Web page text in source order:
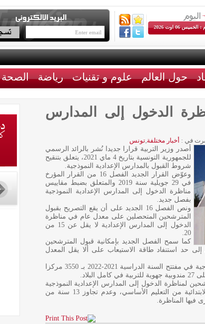
الخميس 06 اوت 2026
حول العالم علوم و تقنيات رياضة الصحة
الدخول إلى المدارس
في : أخبار مختلفة,تونس
أصدر وزير التربية قرارا جديدا نُشر بالرائد الرسمي
للجمهورية التونسية بتاريخ 4 ماي 2021، يتعلق بتنقيح
شروط القبول بالمدارس الإعدادية النموذجية.
وعوّض القرار الجديد الفصل 16 من القرار المؤرخ
في 29 جويلية سنة 2019 والمتعلق بضبط مقاييس
مناظرة الدخول إلى المدارس الإعدادية النموذجية
بفصل جديد.
ونص الفصل 16 الجديد على أن يقع التصريح بقبول
المترشحين المتحصلين على معدل عام في مناظرة
الدخول إلى المدارس الإعدادية لا يقل عن 15 من
20.
كما سمح الفصل الجديد بإمكانية قبول المترشحين
حد استنفاد طاقة الاستيعاب على ألا يقل المعدل
وحُددت طاقة استيعاب المدارس الإعدادية النموذجية في مفتتح السنة الدراسية 2021-2022 بـ 3550 مركزا
لمناظرة الدخول إلى المدارس الإعدادية النموذجية
شرطان أساسيان هما عدم الرسوب بالمرحلة الابتدائية من التعليم الأساسي، وعدم تجاوز 13 سنة من